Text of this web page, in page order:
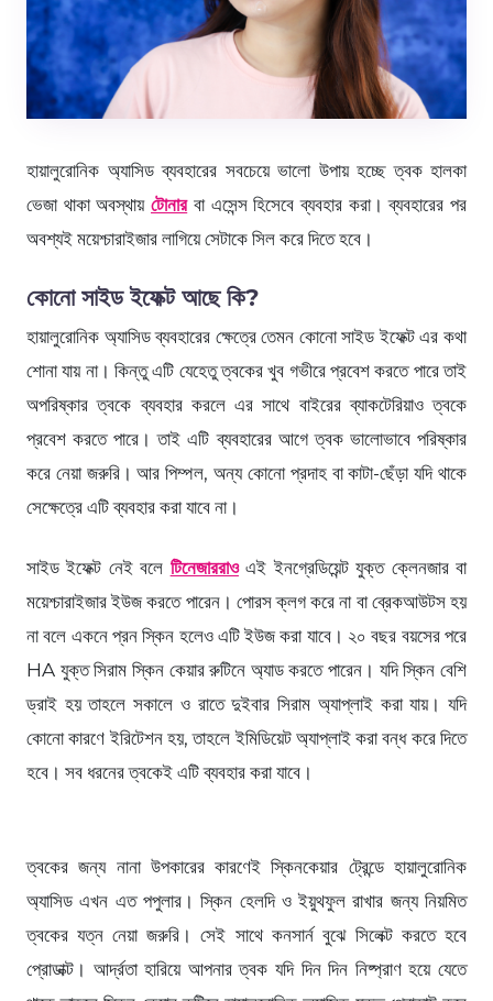
হায়ালুরোনিক অ্যাসিড ব্যবহারের সবচেয়ে ভালো উপায় হচ্ছে ত্বক হালকা
ভেজা থাকা অবস্থায়টোনারবা এসেন্স হিসেবে ব্যবহার করা। ব্যবহারের পর
অবশ্যই ময়েশ্চারাইজার লাগিয়ে সেটাকে সিল করে দিতে হবে।
কোনো সাইড ইফেক্ট আছে কি?
হায়ালুরোনিক অ্যাসিড ব্যবহারের ক্ষেত্রে তেমন কোনো সাইড ইফেক্ট এর কথা
শোনা যায় না। কিন্তু এটি যেহেতু ত্বকের খুব গভীরে প্রবেশ করতে পারে তাই
অপরিষ্কার ত্বকে ব্যবহার করলে এর সাথে বাইরের ব্যাকটেরিয়াও ত্বকে
প্রবেশ করতে পারে। তাই এটি ব্যবহারের আগে ত্বক ভালোভাবে পরিষ্কার
করে নেয়া জরুরি। আর পিম্পল, অন্য কোনো প্রদাহ বা কাটা-ছেঁড়া যদি থাকে
সেক্ষেত্রে এটি ব্যবহার করা যাবে না।
সাইড ইফেক্ট নেই বলে টিনেজাররাওএই ইনগ্রেডিয়েন্ট যুক্ত ক্লেনজার বা
ময়েশ্চারাইজার ইউজ করতে পারেন। পোরস ক্লগ করে না বা ব্রেকআউটস হয়
না বলে একনে প্রন স্কিন হলেও এটি ইউজ করা যাবে। ২০ বছর বয়সের পরে
HA যুক্ত সিরাম স্কিন কেয়ার রুটিনে অ্যাড করতে পারেন। যদি স্কিন বেশি
ড্রাই হয় তাহলে সকালে ও রাতে দুইবার সিরাম অ্যাপ্লাই করা যায়। যদি
কোনো কারণে ইরিটেশন হয়, তাহলে ইমিডিয়েট অ্যাপ্লাই করা বন্ধ করে দিতে
হবে। সব ধরনের ত্বকেই এটি ব্যবহার করা যাবে।
ত্বকের জন্য নানা উপকারের কারণেই স্কিনকেয়ার ট্রেন্ডে হায়ালুরোনিক
অ্যাসিড এখন এত পপুলার। স্কিন হেলদি ও ইয়ুথফুল রাখার জন্য নিয়মিত
ত্বকের যত্ন নেয়া জরুরি। সেই সাথে কনসার্ন বুঝে সিলেক্ট করতে হবে
প্রোডাক্ট। আর্দ্রতা হারিয়ে আপনার ত্বক যদি দিন দিন নিষ্প্রাণ হয়ে যেতে